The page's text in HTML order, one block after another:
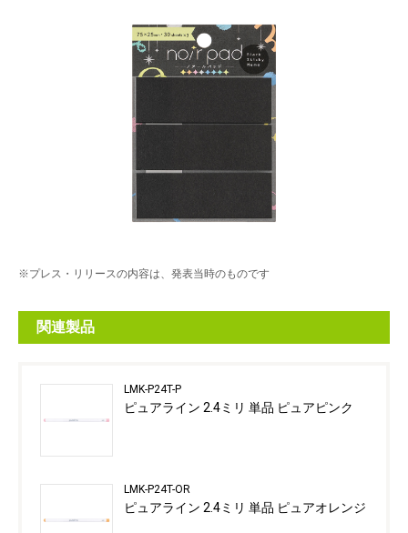
※プレス・リリースの内容は、発表当時のものです
関連製品
LMK-P24T-P
ピュアライン 2.4ミリ 単品 ピュアピンク
LMK-P24T-OR
ピュアライン 2.4ミリ 単品 ピュアオレンジ